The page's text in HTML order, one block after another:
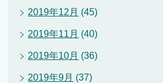
2019年12月 (45)
2019年11月 (40)
2019年10月 (36)
2019年9月 (37)